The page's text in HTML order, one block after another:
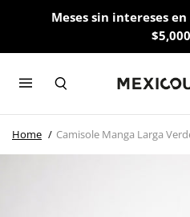
Meses sin intereses
Home Camisole Manga Larga